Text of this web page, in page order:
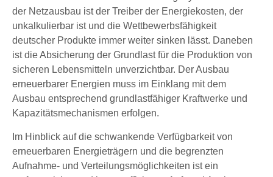
der Netzausbau ist der Treiber der Energiekosten, der
unkalkulierbar ist und die Wettbewerbsfähigkeit
deutscher Produkte immer weiter sinken lässt. Daneben
ist die Absicherung der Grundlast für die Produktion von
sicheren Lebensmitteln unverzichtbar. Der Ausbau
erneuerbarer Energien muss im Einklang mit dem
Ausbau entsprechend grundlastfähiger Kraftwerke und
Kapazitätsmechanismen erfolgen.
Im Hinblick auf die schwankende Verfügbarkeit von
erneuerbaren Energieträgern und die begrenzten
Aufnahme- und Verteilungsmöglichkeiten ist ein